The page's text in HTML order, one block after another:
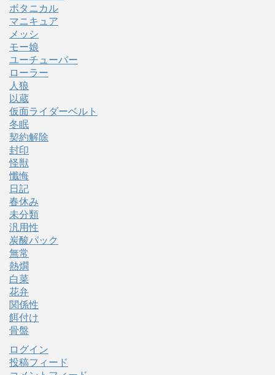
ボタニカル
マニキュア
メッシ
モー娘
ユーチューバー
ローラー
人狼
以蔵
仮面ライダーベルト
冬眠
契約解除
封印
怪獣
懺悔
日記
春休み
未分類
汎用性
炭酸パック
無常
熱燗
白菜
花弁
関係性
餌付け
骨盤
ログイン
投稿フィード